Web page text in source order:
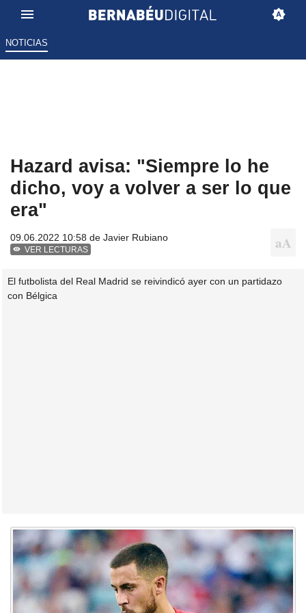
NOTICIAS
Hazard avisa: "Siempre lo he
dicho, voy a volver a ser lo que
era"
09.06.2022 10:58 de Javier Rubiano
VER LECTURAS
El futbolista del Real Madrid se reivindicó ayer con un partidazo
con Bélgica